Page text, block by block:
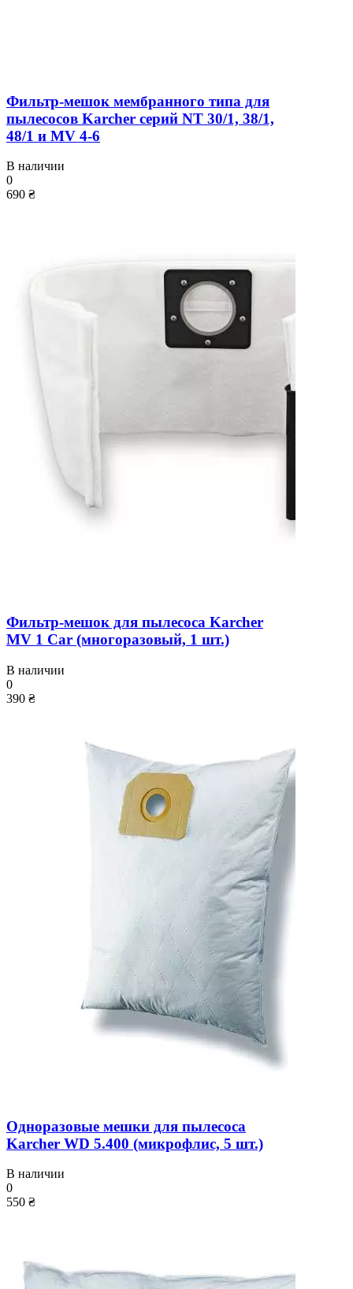
Фильтр-мешок мембранного типа для
пылесосов Karcher серий NT 30/1, 38/1,
48/1 и MV 4-6
В наличии
0
690 ₴
Фильтр-мешок для пылесоса Karcher
MV 1 Car (многоразовый, 1 шт.)
В наличии
0
390 ₴
Одноразовые мешки для пылесоса
Karcher WD 5.400 (микрофлис, 5 шт.)
В наличии
0
550 ₴